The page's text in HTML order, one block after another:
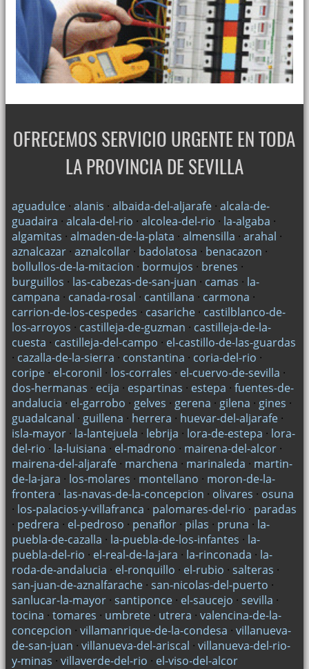
OFRECEMOS SERVICIO URGENTE EN TODA
LA PROVINCIA DE SEVILLA
aguadulce· alanis · albaida-del-aljarafe· alcala-de-
guadaira · alcala-del-rio · alcolea-del-rio · la-algaba ·
algamitas · almaden-de-la-plata · almensilla · arahal ·
aznalcazar· aznalcollar· badolatosa · benacazon ·
bollullos-de-la-mitacion · bormujos · brenes ·
burguillos · las-cabezas-de-san-juan · camas · la-
campana · canada-rosal · cantillana · carmona ·
carrion-de-los-cespedes · casariche· castilblanco-de-
los-arroyos · castilleja-de-guzman · castilleja-de-la-
cuesta · castilleja-del-campo · el-castillo-de-las-guardas
· cazalla-de-la-sierra · constantina · coria-del-rio ·
coripe· el-coronil · los-corrales · el-cuervo-de-sevilla ·
dos-hermanas · ecija · espartinas · estepa · fuentes-de-
andalucia · el-garrobo · gelves · gerena · gilena · gines ·
guadalcanal · guillena · herrera · huevar-del-aljarafe·
isla-mayor· la-lantejuela · lebrija · lora-de-estepa · lora-
del-rio · la-luisiana · el-madrono · mairena-del-alcor·
mairena-del-aljarafe· marchena · marinaleda · martin-
de-la-jara · los-molares · montellano · moron-de-la-
frontera · las-navas-de-la-concepcion · olivares · osuna
· los-palacios-y-villafranca · palomares-del-rio · paradas
· pedrera · el-pedroso · penaflor· pilas · pruna · la-
puebla-de-cazalla · la-puebla-de-los-infantes · la-
puebla-del-rio · el-real-de-la-jara · la-rinconada · la-
roda-de-andalucia · el-ronquillo · el-rubio · salteras ·
san-juan-de-aznalfarache· san-nicolas-del-puerto ·
sanlucar-la-mayor· santiponce· el-saucejo · sevilla ·
tocina · tomares · umbrete· utrera · valencina-de-la-
concepcion · villamanrique-de-la-condesa · villanueva-
de-san-juan · villanueva-del-ariscal · villanueva-del-rio-
y-minas · villaverde-del-rio · el-viso-del-alcor